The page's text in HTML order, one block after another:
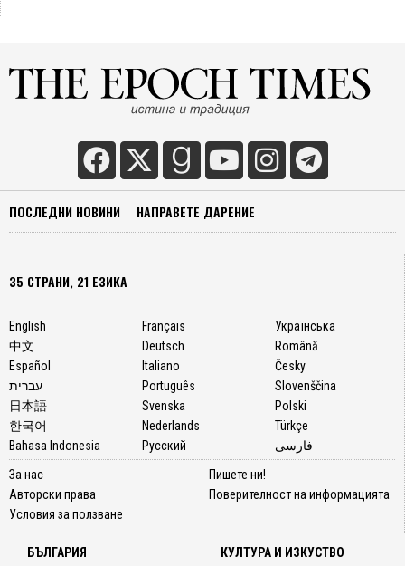
ПОСЛЕДНИ НОВИНИ НАПРАВЕТЕ ДАРЕНИЕ
35 СТРАНИ, 21 ЕЗИКА
English
中文
Español
עברית
日本語
한국어
Bahasa Indonesia
Français
Deutsch
Italiano
Português
Svenska
Nederlands
Русский
Українська
Română
Česky
Slovenščina
Polski
Türkçe
فارسی
За нас
Авторски права
Условия за ползване
Пишете ни!
Поверителност на информацията
БЪЛГАРИЯ КУЛТУРА И ИЗКУСТВО